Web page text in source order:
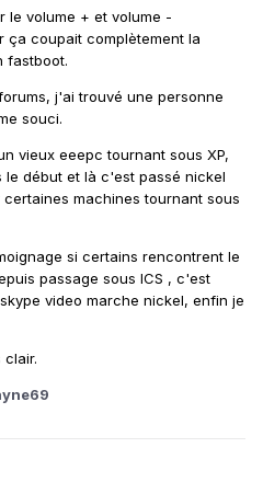
le volume + et volume -
ça coupait complètement la
fastboot.
j'ai trouvé une personne
souci.
vieux eeepc tournant sous XP,
début et là c'est passé nickel
machines tournant sous
si certains rencontrent le
passage sous ICS , c'est
video marche nickel, enfin je